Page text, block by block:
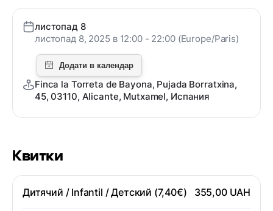
Квитки
Дитячий / Infantil / Детский (7,40€) 355,00 UAH
листопад 8
листопад 8, 2025 в 12:00 - 22:00 (Europe/Paris)
Finca la Torreta de Bayona, Pujada Borratxina,
45, 03110, Alicante, Mutxamel, Испания